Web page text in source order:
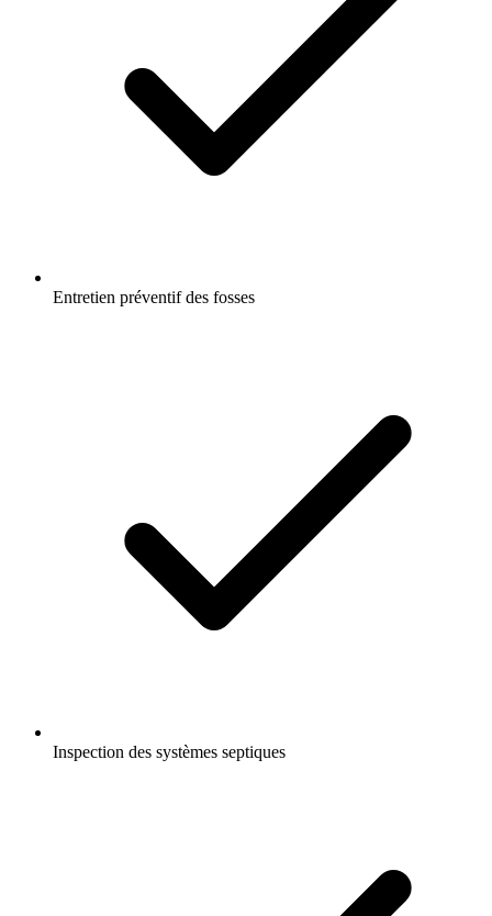
Entretien préventif des fosses
Inspection des systèmes septiques